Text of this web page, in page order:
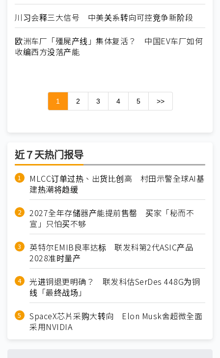
川习会释三大信号 中美关系转向可控竞争新阶段
欧洲车厂「殭屍产线」集体复活？ 中国EV车厂如何
收编西方没落产能
1 2 3 4 5 >>
近７天热门报导
MLCC订单过热、出货比创高 村田示警全球AI基
建热潮将趋缓
2027全年存储器产能提前售罄 买家「秘而不
宣」只怕买不够
英特尔EMIB良率达标 联发科第2代ASIC产品
2028准时量产
光进铜退更明确？ 联发科估SerDes 448G为铜
线「最终战场」
SpaceX芯片采购大转向 Elon Musk舍超微全面
采用NVIDIA